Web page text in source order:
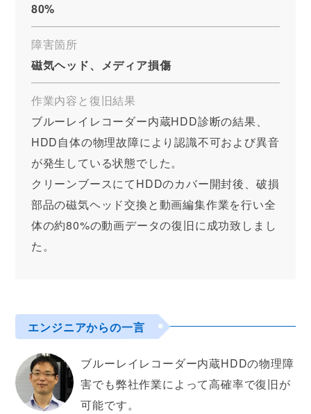
80%
障害箇所
磁気ヘッド、メディア損傷
作業内容と復旧結果
ブルーレイレコーダー内蔵HDD診断の結果、
HDD自体の物理故障により認識不可および異音
が発生している状態でした。
クリーンブースにてHDDのカバー開封後、破損
部品の磁気ヘッド交換と動画編集作業を行い全
体の約80%の動画データの復旧に成功致しまし
た。
エンジニアからの一言
ブルーレイレコーダー内蔵HDDの物理障
害でも弊社作業によって高確率で復旧が
可能です。